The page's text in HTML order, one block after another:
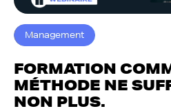
Management
FORMATION
MÉTHODE NE
NON PLUS.‍